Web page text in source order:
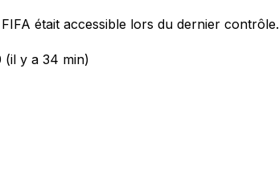
était accessible lors du dernier contrôle.
(il y a 34 min)